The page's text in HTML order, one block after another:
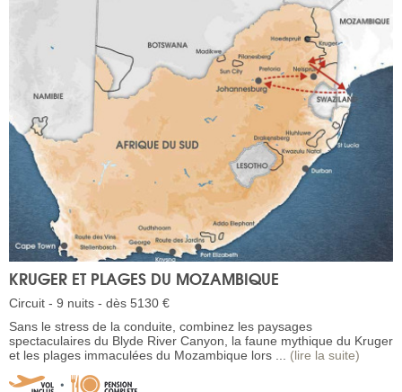
KRUGER ET PLAGES DU MOZAMBIQUE
Circuit - 9 nuits - dès 5130 €
Sans le stress de la conduite, combinez les paysages
spectaculaires du Blyde River Canyon, la faune mythique du Kruger
et les plages immaculées du Mozambique lors ... (lire la suite)